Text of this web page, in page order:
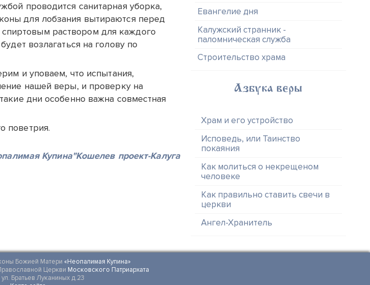
проводится санитарная уборка,
для лобзания вытираются перед
раствором для каждого
возлагаться на голову по
и уповаем, что испытания,
нашей веры, и проверку на
дни особенно важна совместная
поветрия.
Купина"Кошелев проект-Калуга
Евангелие дня
Калужский странник -
паломническая служба
Строительство храма
Азбука веры
Храм и его устройство
Исповедь, или Таинство
покаяния
Как молиться о некрещеном
человеке
Как правильно ставить свечи в
церкви
Ангел-Хранитель
Божией Матери «Неопалимая Купина»
Церкви Московского Патриархата
ул. Братьев Луканиных д.23